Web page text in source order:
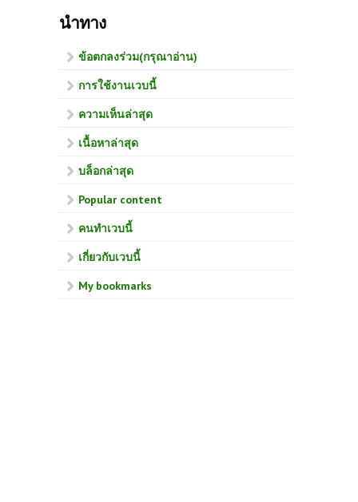
นำทาง
ข้อตกลงร่วม(กรุณาอ่าน)
การใช้งานเวบนี้
ความเห็นล่าสุด
เนื้อหาล่าสุด
บล็อกล่าสุด
Popular content
คนทำเวบนี้
เกี่ยวกับเวบนี้
My bookmarks